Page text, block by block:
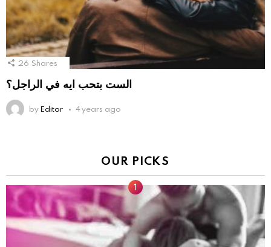
26 Shares
الست بتحب ايه في الراجل؟
byEditor 4 years ago
OUR PICKS